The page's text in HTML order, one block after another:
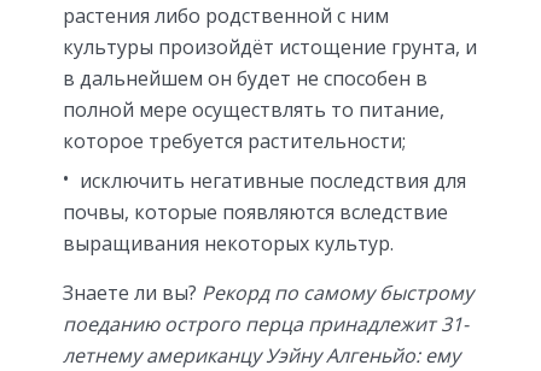
растения либо родственной с ним
культуры произойдёт истощение грунта, и
в дальнейшем он будет не способен в
полной мере осуществлять то питание,
которое требуется растительности;
исключить негативные последствия для
почвы, которые появляются вследствие
выращивания некоторых культур.
Знаете ли вы? Рекорд по самому быстрому
поеданию острого перца принадлежит 31-
летнему американцу Уэйну Алгеньйо: ему